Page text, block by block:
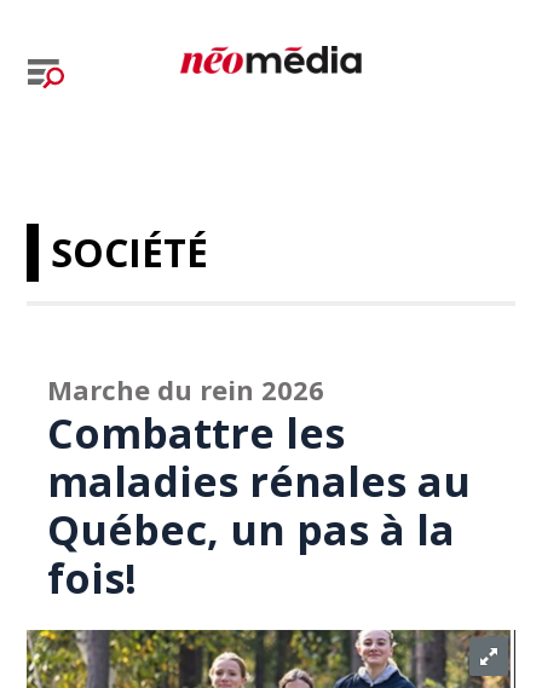
SOCIÉTÉ
Marche du rein 2026
Combattre les
maladies rénales au
Québec, un pas à la
fois!